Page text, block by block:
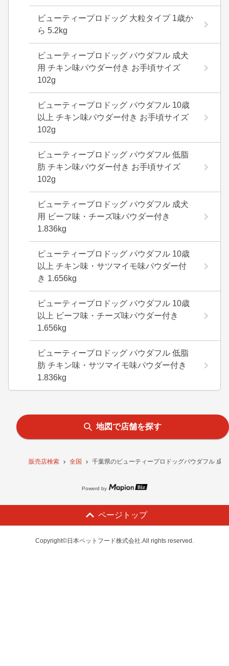
販売店検索 全国 千葉県のビューティープロドッグパウダフル 成
ビューティープロドッグ 大粒タイプ 1歳か
ら 5.2kg
ビューティープロドッグ パウダフル 成犬
用 チキン味パウダー付き お手頃サイズ
102g
ビューティープロドッグ パウダフル 10歳
以上 チキン味パウダー付き お手頃サイズ
102g
ビューティープロドッグ パウダフル 低脂
肪 チキン味パウダー付き お手頃サイズ
102g
ビューティープロドッグ パウダフル 成犬
用 ビーフ味・チーズ味パウダー付き
1.836kg
ビューティープロドッグ パウダフル 10歳
以上 チキン味・サツマイモ味パウダー付
き 1.656kg
ビューティープロドッグ パウダフル 10歳
以上 ビーフ味・チーズ味パウダー付き
1.656kg
ビューティープロドッグ パウダフル 低脂
肪 チキン味・サツマイモ味パウダー付き
1.836kg
地図で店舗を探す
Powerd by
ページトップ
Copyright©日本ペットフード株式会社.All rights reserved.